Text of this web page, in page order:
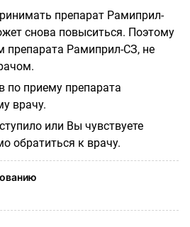
препарат Рамиприл-
снова повыситься. Поэтому
препарата Рамиприл-СЗ, не
по приему препарата
врачу.
или Вы чувствуете
обратиться к врачу.